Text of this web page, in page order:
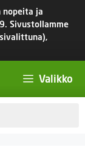
nopeita ja
Sivustollamme
Valikko